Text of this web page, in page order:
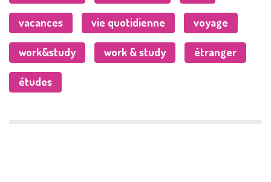
vacances vie quotidienne voyage
work&study work & study étranger
études